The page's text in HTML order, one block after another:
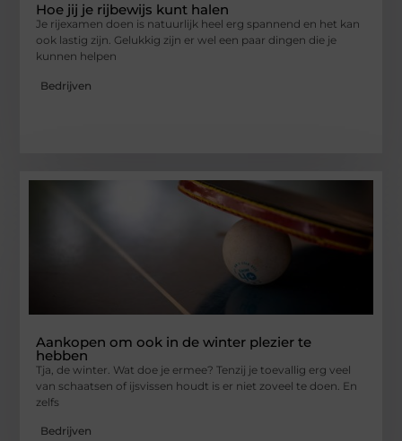
Hoe jij je rijbewijs kunt halen
Je rijexamen doen is natuurlijk heel erg spannend en het kan
ook lastig zijn. Gelukkig zijn er wel een paar dingen die je
kunnen helpen
Bedrijven
Aankopen om ook in de winter plezier te
hebben
Tja, de winter. Wat doe je ermee? Tenzij je toevallig erg veel
van schaatsen of ijsvissen houdt is er niet zoveel te doen. En
zelfs
Bedrijven